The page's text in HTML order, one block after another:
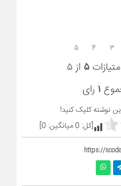
۳ ۴ ۵
۵ از ۵
۱ رای
این نوشته کلیک کنید!
[کل: 0میانگین: 0
]
https://